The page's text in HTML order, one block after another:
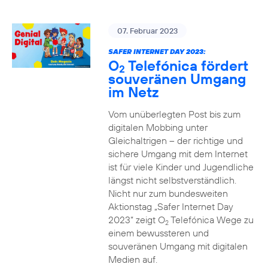
07. Februar 2023
SAFER INTERNET DAY 2023:
O2 Telefónica fördert
souveränen Umgang
im Netz
Vom unüberlegten Post bis zum
digitalen Mobbing unter
Gleichaltrigen – der richtige und
sichere Umgang mit dem Internet
ist für viele Kinder und Jugendliche
längst nicht selbstverständlich.
Nicht nur zum bundesweiten
Aktionstag „Safer Internet Day
2023“ zeigt O2Telefónica Wege zu
einem bewussteren und
souveränen Umgang mit digitalen
Medien auf.